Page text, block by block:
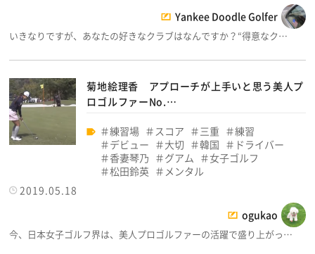
Yankee Doodle Golfer
いきなりですが、あなたの好きなクラブはなんですか？“得意なク…
菊地絵理香 アプローチが上手いと思う美人プ
ロゴルファーNo.…
練習場 スコア 三重
練習
デビュー
大切 韓国
ドライバー
香妻琴乃
グアム
女子ゴルフ
松田鈴英
メンタル
2019.05.18
ogukao
今、日本女子ゴルフ界は、美人プロゴルファーの活躍で盛り上がっ…